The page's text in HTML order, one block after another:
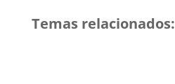
Temas relacionados: